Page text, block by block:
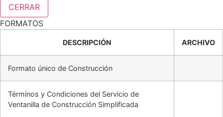
CERRAR
FORMATOS
DESCRIPCIÓN ARCHIVO
Formato único de Construcción
Términos y Condiciones del Servicio de
Ventanilla de Construcción Simplificada